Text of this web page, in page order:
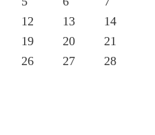
12 13
14
19 20
21
26 27
28